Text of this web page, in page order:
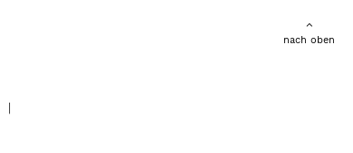
nach oben